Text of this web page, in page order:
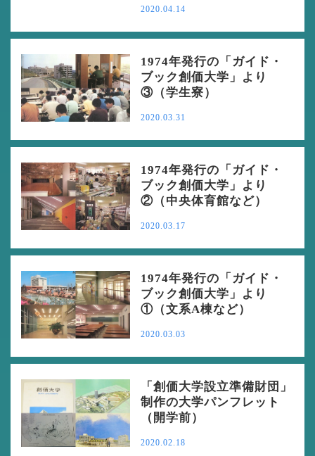
2020.04.14
1974年発行の「ガイド・
ブック創価大学」より
③（学生寮）
2020.03.31
1974年発行の「ガイド・
ブック創価大学」より
②（中央体育館など）
2020.03.17
1974年発行の「ガイド・
ブック創価大学」より
①（文系A棟など）
2020.03.03
「創価大学設立準備財団」
制作の大学パンフレット
（開学前）
2020.02.18